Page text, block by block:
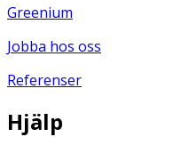
Greenium
Jobba hos oss
Referenser
Hjälp